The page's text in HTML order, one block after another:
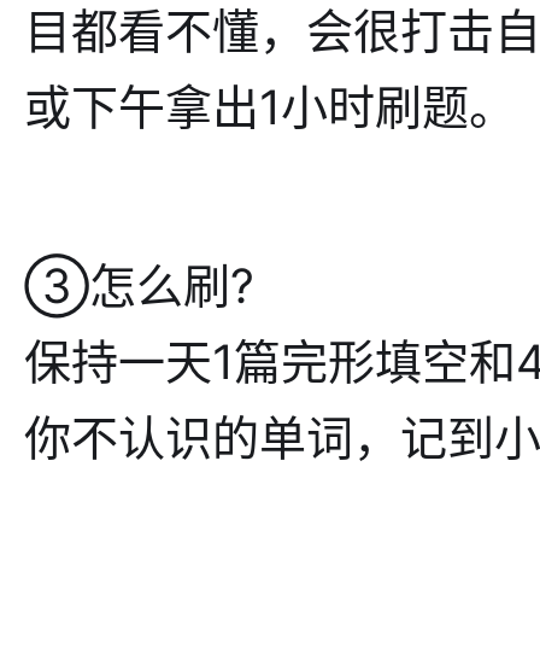
目都看不懂，会很打击
或下午拿出1小时刷题。
③怎么刷?
保持一天1篇完形填空
你不认识的单词，记到